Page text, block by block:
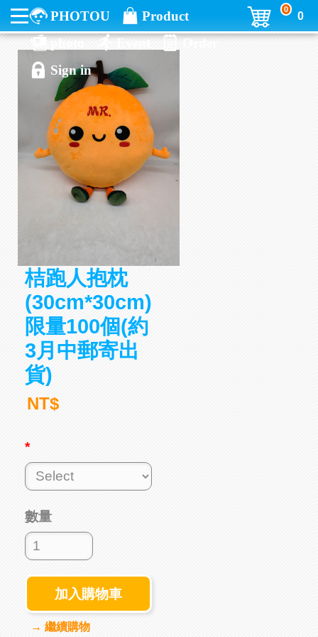
PHOTOU
Product
photo
Event
Order
Sign in
0
0
桔跑人抱枕
(30cm*30cm)
限量100個(約
3月中郵寄出
貨)
NT$
*
數量
加入購物車
→ 繼續購物